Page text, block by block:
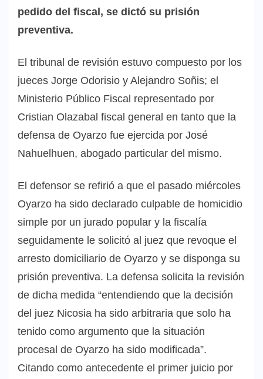
pedido del fiscal, se dictó su prisión
preventiva.
El tribunal de revisión estuvo compuesto por los
jueces Jorge Odorisio y Alejandro Soñis; el
Ministerio Público Fiscal representado por
Cristian Olazabal fiscal general en tanto que la
defensa de Oyarzo fue ejercida por José
Nahuelhuen, abogado particular del mismo.
El defensor se refirió a que el pasado miércoles
Oyarzo ha sido declarado culpable de homicidio
simple por un jurado popular y la fiscalía
seguidamente le solicitó al juez que revoque el
arresto domiciliario de Oyarzo y se disponga su
prisión preventiva. La defensa solicita la revisión
de dicha medida “entendiendo que la decisión
del juez Nicosia ha sido arbitraria que solo ha
tenido como argumento que la situación
procesal de Oyarzo ha sido modificada”.
Citando como antecedente el primer juicio por